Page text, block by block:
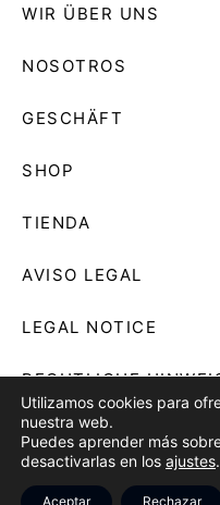
WIR ÜBER UNS
NOSOTROS
GESCHÄFT
SHOP
TIENDA
AVISO LEGAL
LEGAL NOTICE
RECHTLICHE
Utilizamos cookies para
nuestra web.
Puedes aprender más
desactivarlas en los ajustes.
Aceptar Rechazar